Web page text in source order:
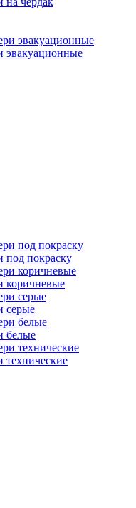
эвакуационные
под покраску
коричневые
серые
белые